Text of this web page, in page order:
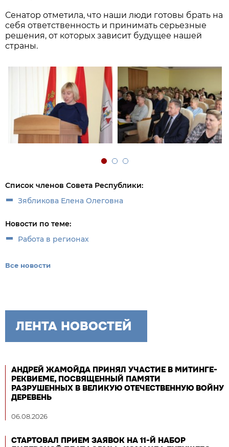
Сенатор отметила, что наши люди готовы брать на
себя ответственность и принимать серьезные
решения, от которых зависит будущее нашей
страны.
Список членов Совета Республики:
Зябликова Елена Олеговна
Новости по теме:
Работа в регионах
Все новости
ЛЕНТА НОВОСТЕЙ
АНДРЕЙ ЖАМОЙДА ПРИНЯЛ УЧАСТИЕ В МИТИНГЕ-
РЕКВИЕМЕ, ПОСВЯЩЕННЫЙ ПАМЯТИ
РАЗРУШЕННЫХ В ВЕЛИКУЮ ОТЕЧЕСТВЕННУЮ ВОЙНУ
ДЕРЕВЕНЬ
06.08.2026
СТАРТОВАЛ ПРИЕМ ЗАЯВОК НА 11-Й НАБОР